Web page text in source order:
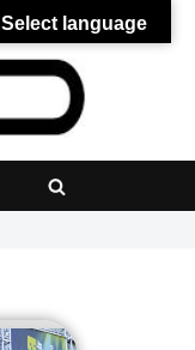
Select language